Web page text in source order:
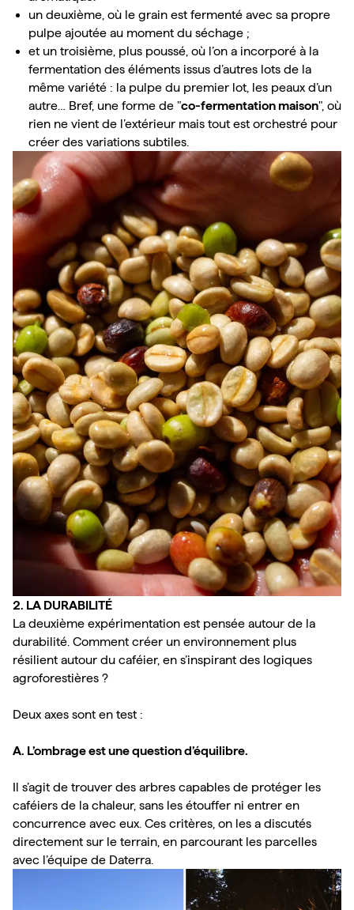
un deuxième, où le grain est fermenté avec sa propre
pulpe ajoutée au moment du séchage ;
et un troisième, plus poussé, où l’on a incorporé à la
fermentation des éléments issus d’autres lots de la
même variété : la pulpe du premier lot, les peaux d’un
autre… Bref, une forme de "co-fermentation maison", où
rien ne vient de l’extérieur mais tout est orchestré pour
créer des variations subtiles.
La deuxième expérimentation est pensée autour de la
durabilité. Comment créer un environnement plus
résilient autour du caféier, en s’inspirant des logiques
agroforestières ?
Deux axes sont en test :
A. L’ombrage est une question d’équilibre.
Il s’agit de trouver des arbres capables de protéger les
caféiers de la chaleur, sans les étouffer ni entrer en
concurrence avec eux. Ces critères, on les a discutés
directement sur le terrain, en parcourant les parcelles
avec l’équipe de Daterra.